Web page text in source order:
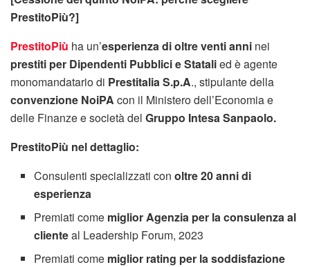
PrestitoPiù?]
PrestitoPiù ha un’esperienza di oltre venti anni nei
prestiti per Dipendenti Pubblici e Statalied è agente
monomandatario di Prestitalia S.p.A., stipulante della
convenzione NoiPA con il Ministero dell’Economia e
delle Finanze e società del Gruppo Intesa Sanpaolo.
PrestitoPiù nel dettaglio:
Consulenti specializzati conoltre 20 anni di
esperienza
Premiati come miglior Agenzia per la consulenza al
clienteal Leadership Forum, 2023
Premiati come miglior rating per la soddisfazione